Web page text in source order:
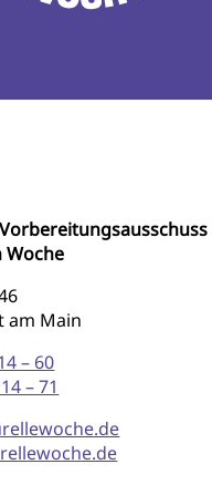
am Main
– 60
– 71